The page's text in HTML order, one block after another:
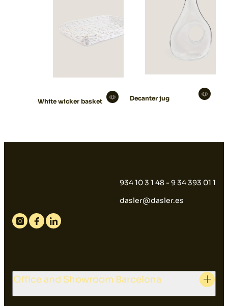
White wicker basket Decanter jug
934 10 3 1 48 - 9 34 393 01 1
dasler@dasler.es
Instagram
FacebookLinkedin
Office and Showroom Barcelona